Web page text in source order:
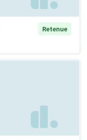
Retenue